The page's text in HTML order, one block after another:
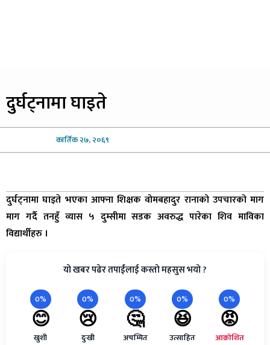
दुर्घट्नामाघाइते
कार्तिक२७, २०६९
दुर्घट्नामा घाइते भएका आफ्ना शिक्षक वोमबहादुर रानाको उपचारको माग
माग गर्दै तनहुँ व्यास ५ दुम्सीमा सडक अवरुद्ध पारेका शिव माविका
विद्यार्थीहरु ।
यो खबर पढेर तपाईंलाई कस्तो महसुस भयो ?
0%
😊
खुशी
0%
😢
दुःखी
0%
🤔
अचम्मित
0%
😆
उत्साहित
0%
😡
आक्रोशित